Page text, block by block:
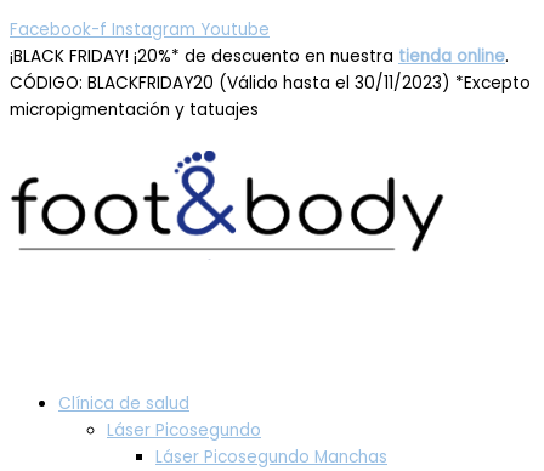
Facebook-f Instagram Youtube
¡BLACK FRIDAY! ¡20%* de descuento en nuestra tienda online.
CÓDIGO: BLACKFRIDAY20 (Válido hasta el 30/11/2023) *Excepto
micropigmentación y tatuajes
Clínica de salud
Láser Picosegundo
Láser Picosegundo Manchas